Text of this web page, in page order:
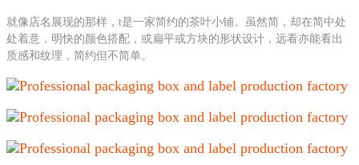
就像店名展现的那样，t是一家简约的茶叶小铺。虽然简，却在简中处
处着意，明快的颜色搭配，或扁平或方块的形状设计，远看亦能看出
质感和纹理，简约但不简单。